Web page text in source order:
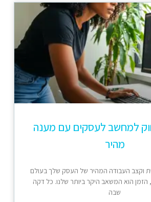
למחשב לעסקים עם מענה
מהיר
וקצב העבודה המהיר של העסק שלך בעולם
הזמן הוא המשאב היקר ביותר שלנו. כל דקה
שבה